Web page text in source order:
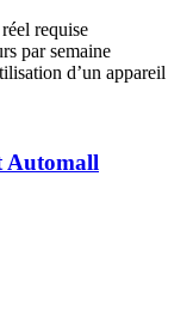
requise
par semaine
d’un appareil
Automall